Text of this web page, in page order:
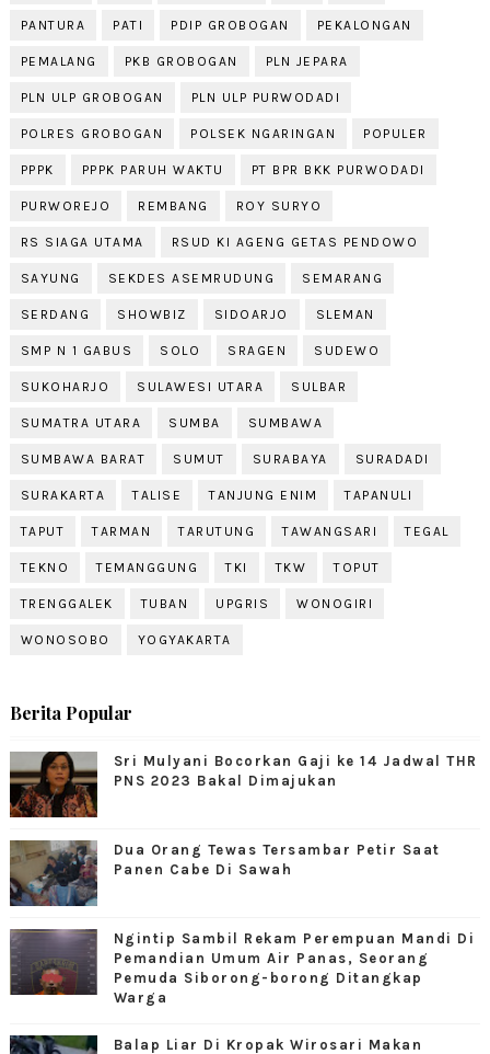
PANTURA PATI PDIP GROBOGAN PEKALONGAN
PEMALANG PKB GROBOGAN PLN JEPARA
PLN ULP GROBOGAN PLN ULP PURWODADI
POLRES GROBOGAN POLSEK NGARINGAN POPULER
PPPK PPPK PARUH WAKTU PT BPR BKK PURWODADI
PURWOREJO REMBANG ROY SURYO
RS SIAGA UTAMA RSUD KI AGENG GETAS PENDOWO
SAYUNG SEKDES ASEMRUDUNG SEMARANG
SERDANG SHOWBIZ SIDOARJO SLEMAN
SMP N 1 GABUS SOLO SRAGEN SUDEWO
SUKOHARJO SULAWESI UTARA SULBAR
SUMATRA UTARA SUMBA SUMBAWA
SUMBAWA BARAT SUMUT SURABAYA SURADADI
SURAKARTA TALISE TANJUNG ENIM TAPANULI
TAPUT TARMAN TARUTUNG TAWANGSARI TEGAL
TEKNO TEMANGGUNG TKI TKW TOPUT
TRENGGALEK TUBAN UPGRIS WONOGIRI
WONOSOBO YOGYAKARTA
Berita Popular
Sri Mulyani Bocorkan Gaji ke 14 Jadwal THR
PNS 2023 Bakal Dimajukan
Dua Orang Tewas Tersambar Petir Saat
Panen Cabe Di Sawah
Ngintip Sambil Rekam Perempuan Mandi Di
Pemandian Umum Air Panas, Seorang
Pemuda Siborong-borong Ditangkap
Warga
Balap Liar Di Kropak Wirosari Makan